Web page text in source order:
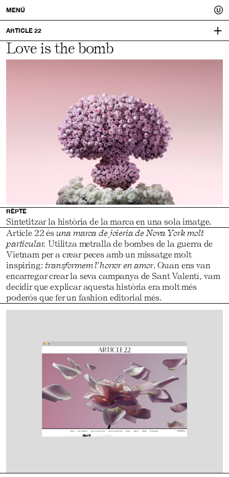
Usted.
Un
millor
MENÚ
ARTICLE 22
ARTICLE22.COM
FOTOS:
Love is the bomb
REPTE
Sintetitzar la història de la marca en una sola imatge.
Article 22 és una marca de joieria de Nova York molt
particular. Utilitza metralla de bombes de la guerra de
Vietnam per a crear peces amb un missatge molt
inspiring:transformem l’horror en amor. Quan ens van
encarregar crear la seva campanya de Sant Valentí, vam
decidir que explicar aquesta història era molt més
poderós que fer un fashion editorial més.